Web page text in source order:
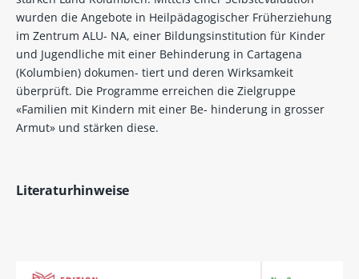
wurden die Angebote in Heilpädagogischer Früherziehung
im Zentrum ALU- NA, einer Bildungsinstitution für Kinder
und Jugendliche mit einer Behinderung in Cartagena
(Kolumbien) dokumen- tiert und deren Wirksamkeit
überprüft. Die Programme erreichen die Zielgruppe
«Familien mit Kindern mit einer Be- hinderung in grosser
Armut» und stärken diese.
Literaturhinweise